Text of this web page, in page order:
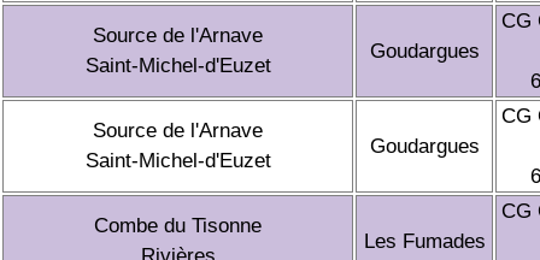
Source de l'Arnave
Saint-Michel-d'Euzet
Goudargues
CG
Source de l'Arnave
Saint-Michel-d'Euzet
Goudargues
CG
Combe du Tisonne
Les Fumades
CG